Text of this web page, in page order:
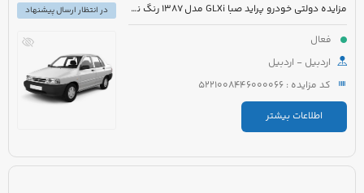
مزایده دولتی خودرو پراید صبا GLXi مدل 1387 رنگ نقره ای
فعال
اردبیل - اردبیل
کد مزایده : 5221008446000066
اطلاعات بیشتر
در انتظار ارسال پیشنهاد